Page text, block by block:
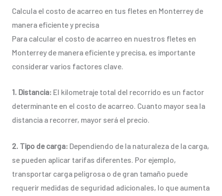
Calcula el costo de acarreo en tus fletes en Monterrey de
manera eficiente y precisa
Para calcular el costo de acarreo en nuestros fletes en
Monterrey de manera eficiente y precisa, es importante
considerar varios factores clave.
1. Distancia: El kilometraje total del recorrido es un factor
determinante en el costo de acarreo. Cuanto mayor sea la
distancia a recorrer, mayor será el precio.
2. Tipo de carga: Dependiendo de la naturaleza de la carga,
se pueden aplicar tarifas diferentes. Por ejemplo,
transportar carga peligrosa o de gran tamaño puede
requerir medidas de seguridad adicionales, lo que aumenta